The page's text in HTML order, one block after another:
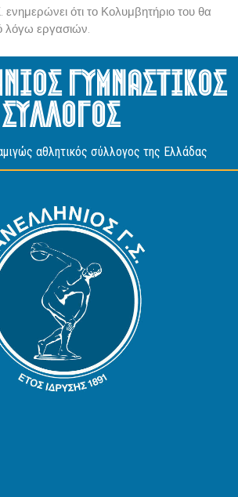
ότι το Κολυμβητήριο του θα
λόγω εργασιών.
Γυμναστικος
Συλλογος
αθλητικός σύλλογος της Ελλάδας